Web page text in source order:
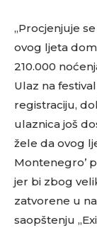
„Procjenjuje
ovog ljeta
210.000
Ulaz na
registraciju,
ulaznica još
žele da ovog
Montenegro’
jer bi zbog
zatvorene u
saopštenju